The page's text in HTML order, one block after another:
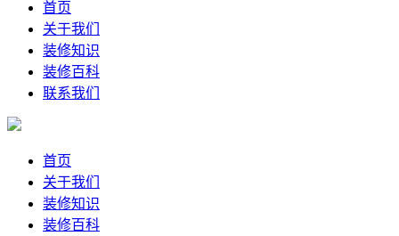
首页
关于我们
装修知识
装修百科
联系我们
首页
关于我们
装修知识
装修百科